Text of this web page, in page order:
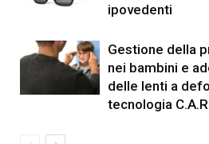
ipovedenti
Gestione della
nei bambini e
delle lenti a
tecnologia